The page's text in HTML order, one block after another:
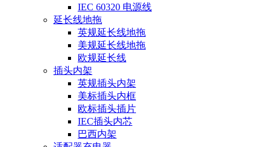
IEC 60320 电源线
延长线地拖
英规延长线地拖
美规延长线地拖
欧规延长线
插头内架
英规插头内架
美标插头内框
欧标插头插片
IEC插头内芯
巴西内架